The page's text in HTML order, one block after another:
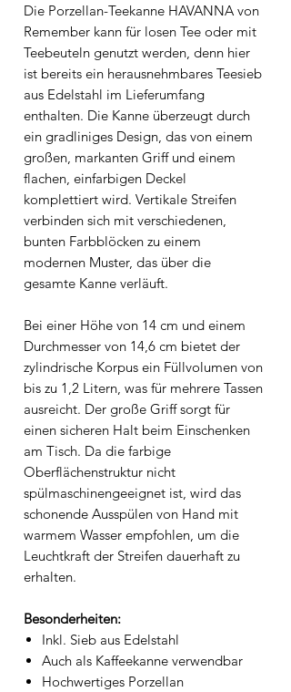
Die Porzellan-Teekanne HAVANNA von
Remember kann für losen Tee oder mit
Teebeuteln genutzt werden, denn hier
ist bereits ein herausnehmbares Teesieb
aus Edelstahl im Lieferumfang
enthalten. Die Kanne überzeugt durch
ein gradliniges Design, das von einem
großen, markanten Griff und einem
flachen, einfarbigen Deckel
komplettiert wird. Vertikale Streifen
verbinden sich mit verschiedenen,
bunten Farbblöcken zu einem
modernen Muster, das über die
gesamte Kanne verläuft.
Bei einer Höhe von 14 cm und einem
Durchmesser von 14,6 cm bietet der
zylindrische Korpus ein Füllvolumen von
bis zu 1,2 Litern, was für mehrere Tassen
ausreicht. Der große Griff sorgt für
einen sicheren Halt beim Einschenken
am Tisch. Da die farbige
Oberflächenstruktur nicht
spülmaschinengeeignet ist, wird das
schonende Ausspülen von Hand mit
warmem Wasser empfohlen, um die
Leuchtkraft der Streifen dauerhaft zu
erhalten.
Besonderheiten:
Inkl. Sieb aus Edelstahl
Auch als Kaffeekanne verwendbar
Hochwertiges Porzellan